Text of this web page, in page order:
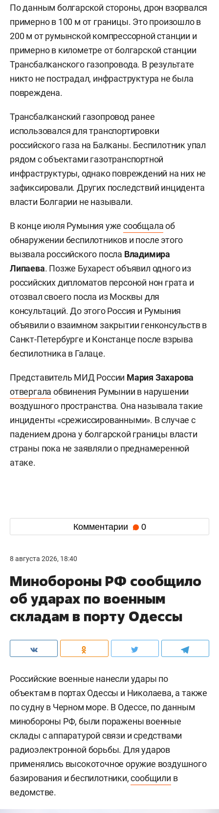
По данным болгарской стороны, дрон взорвался
примерно в 100 м от границы. Это произошло в
200 м от румынской компрессорной станции и
примерно в километре от болгарской станции
Трансбалканского газопровода. В результате
никто не пострадал, инфраструктура не была
повреждена.
Трансбалканский газопровод ранее
использовался для транспортировки
российского газа на Балканы. Беспилотник упал
рядом с объектами газотранспортной
инфраструктуры, однако повреждений на них не
зафиксировали. Других последствий инцидента
власти Болгарии не называли.
В конце июля Румыния ужесообщалаоб
обнаружении беспилотников и после этого
вызвала российского посла Владимира
Липаева. Позже Бухарест объявил одного из
российских дипломатов персоной нон грата и
отозвал своего посла из Москвы для
консультаций. До этого Россия и Румыния
объявили о взаимном закрытии генконсульств в
Санкт-Петербурге и Констанце после взрыва
беспилотника в Галаце.
Представитель МИД России Мария Захарова
отвергала обвинения Румынии в нарушении
воздушного пространства. Она называла такие
инциденты «срежиссированными». В случае с
падением дрона у болгарской границы власти
страны пока не заявляли о преднамеренной
атаке.
Комментарии 0
8 августа 2026, 18:40
Минобороны РФ сообщило
об ударах по военным
складам в порту Одессы
Российские военные нанесли удары по
объектам в портах Одессы и Николаева, а также
по судну в Черном море. В Одессе, по данным
минобороны РФ, были поражены военные
склады с аппаратурой связи и средствами
радиоэлектронной борьбы. Для ударов
применялись высокоточное оружие воздушного
базирования и беспилотники,сообщили в
ведомстве.